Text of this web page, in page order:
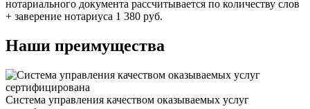
нотариального документа рассчитывается по количеству слов
+ заверение нотариуса 1 380 руб.
Наши преимущества
Система управления качеством оказываемых услуг